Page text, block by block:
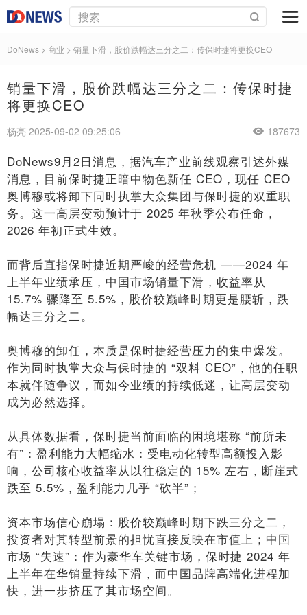
DoNews > 商业 > 销量下滑，股价跌幅达三分之二：传保时捷将更换CEO
销量下滑，股价跌幅达三分之二：传保时捷
将更换CEO
杨亮 2025-09-02 09:25:06 187673
DoNews9月2日消息，据汽车产业前线观察引述外媒
消息，目前保时捷正暗中物色新任 CEO，现任 CEO
奥博穆或将卸下同时执掌大众集团与保时捷的双重职
务。这一高层变动预计于 2025 年秋季公布任命，
2026 年初正式生效。
而背后直指保时捷近期严峻的经营危机 ——2024 年
上半年业绩承压，中国市场销量下滑，收益率从
15.7% 骤降至 5.5%，股价较巅峰时期更是腰斩，跌
幅达三分之二。
奥博穆的卸任，本质是保时捷经营压力的集中爆发。
作为同时执掌大众与保时捷的 “双料 CEO”，他的任职
本就伴随争议，而如今业绩的持续低迷，让高层变动
成为必然选择。
从具体数据看，保时捷当前面临的困境堪称 “前所未
有”：盈利能力大幅缩水：受电动化转型高额投入影
响，公司核心收益率从以往稳定的 15% 左右，断崖式
跌至 5.5%，盈利能力几乎 “砍半”；
资本市场信心崩塌：股价较巅峰时期下跌三分之二，
投资者对其转型前景的担忧直接反映在市值上；中国
市场 “失速”：作为豪华车关键市场，保时捷 2024 年
上半年在华销量持续下滑，而中国品牌高端化进程加
快，进一步挤压了其市场空间。